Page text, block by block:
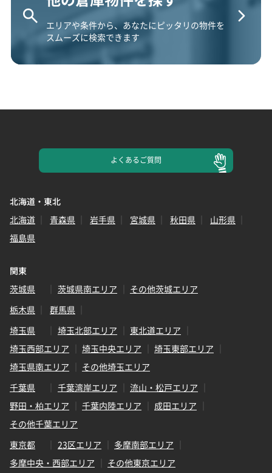
エリアや条件から、あなたにピッタリの物件を
スムーズに検索できます
よくあるご質問
北海道・東北
北海道
青森県 岩手県 宮城県 秋田県
山形県
福島県
関東
茨城県
茨城県南エリア
その他茨城エリア
栃木県
群馬県
埼玉県
埼玉北部エリア
東北道エリア
埼玉西部エリア
埼玉中央エリア
埼玉東部エリア
埼玉県南エリア
その他埼玉エリア
千葉県
千葉湾岸エリア
流山・松戸エリア
野田・柏エリア
千葉内陸エリア
成田エリア
その他千葉エリア
東京都
23区エリア
多摩南部エリア
多摩中央・西部エリア
その他東京エリア